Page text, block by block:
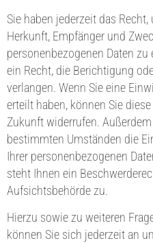
Sie haben jederzeit das
Herkunft, Empfänger und
personenbezogenen Daten
ein Recht, die Berichtigung
verlangen. Wenn Sie eine
erteilt haben, können Sie
Zukunft widerrufen.
bestimmten Umständen die
Ihrer personenbezogenen
steht Ihnen ein
Aufsichtsbehörde zu.
Hierzu sowie zu weiteren
können Sie sich jederzeit an